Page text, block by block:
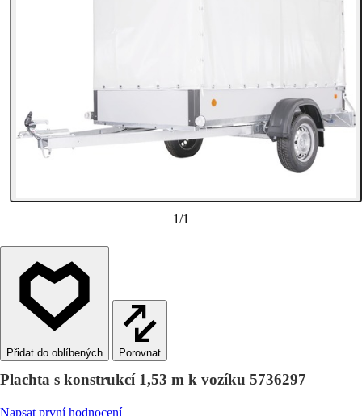
1/1
Porovnat
Plachta s konstrukcí 1,53 m k vozíku 5736297
Napsat první hodnocení